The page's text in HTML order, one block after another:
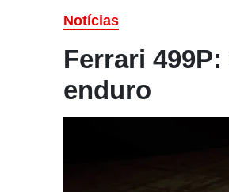
Notícias
Ferrari
enduro